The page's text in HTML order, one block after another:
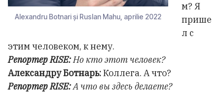
Alexandru Botnari și Ruslan Mahu, aprilie 2022
м? Я
прише
л с
этим человеком, к нему.
Репортер RISE:Но кто этот человек?
Александру Ботнарь:Коллега. А что?
Репортер RISE:А что вы здесь делаете?